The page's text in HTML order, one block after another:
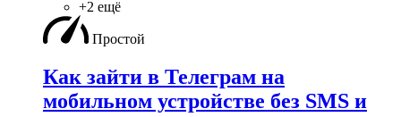
+2 ещё
Простой
Как зайти в Телеграм на
мобильном устройстве без SMS и